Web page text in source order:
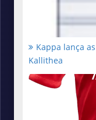
Kappa lança
Kallithea